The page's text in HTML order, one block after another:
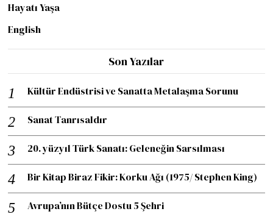
Hayatı Yaşa
English
Son Yazılar
Kültür Endüstrisi ve Sanatta Metalaşma Sorunu
Sanat Tanrısaldır
20. yüzyıl Türk Sanatı: Geleneğin Sarsılması
Bir Kitap Biraz Fikir: Korku Ağı (1975/ Stephen King)
Avrupa’nın Bütçe Dostu 5 Şehri